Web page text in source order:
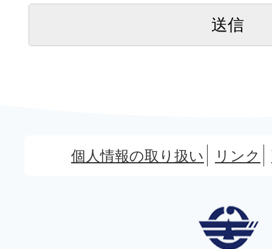
個人情報の取り扱い リンク